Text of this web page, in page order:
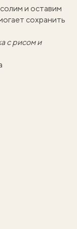
и оставим
сохранить
с рисом и